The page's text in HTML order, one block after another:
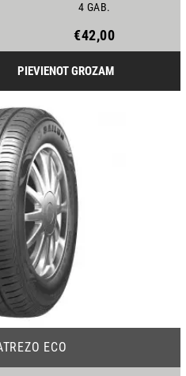
4 GAB.
€42,00
PIEVIENOT GROZAM
ECO